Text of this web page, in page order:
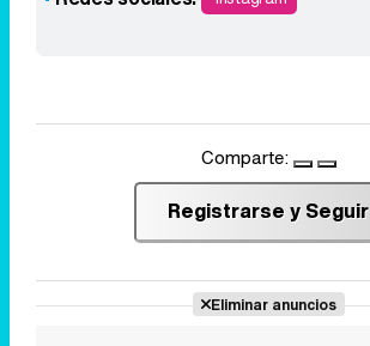
Comparte:
Registrarse y Seguir
Eliminar anuncios